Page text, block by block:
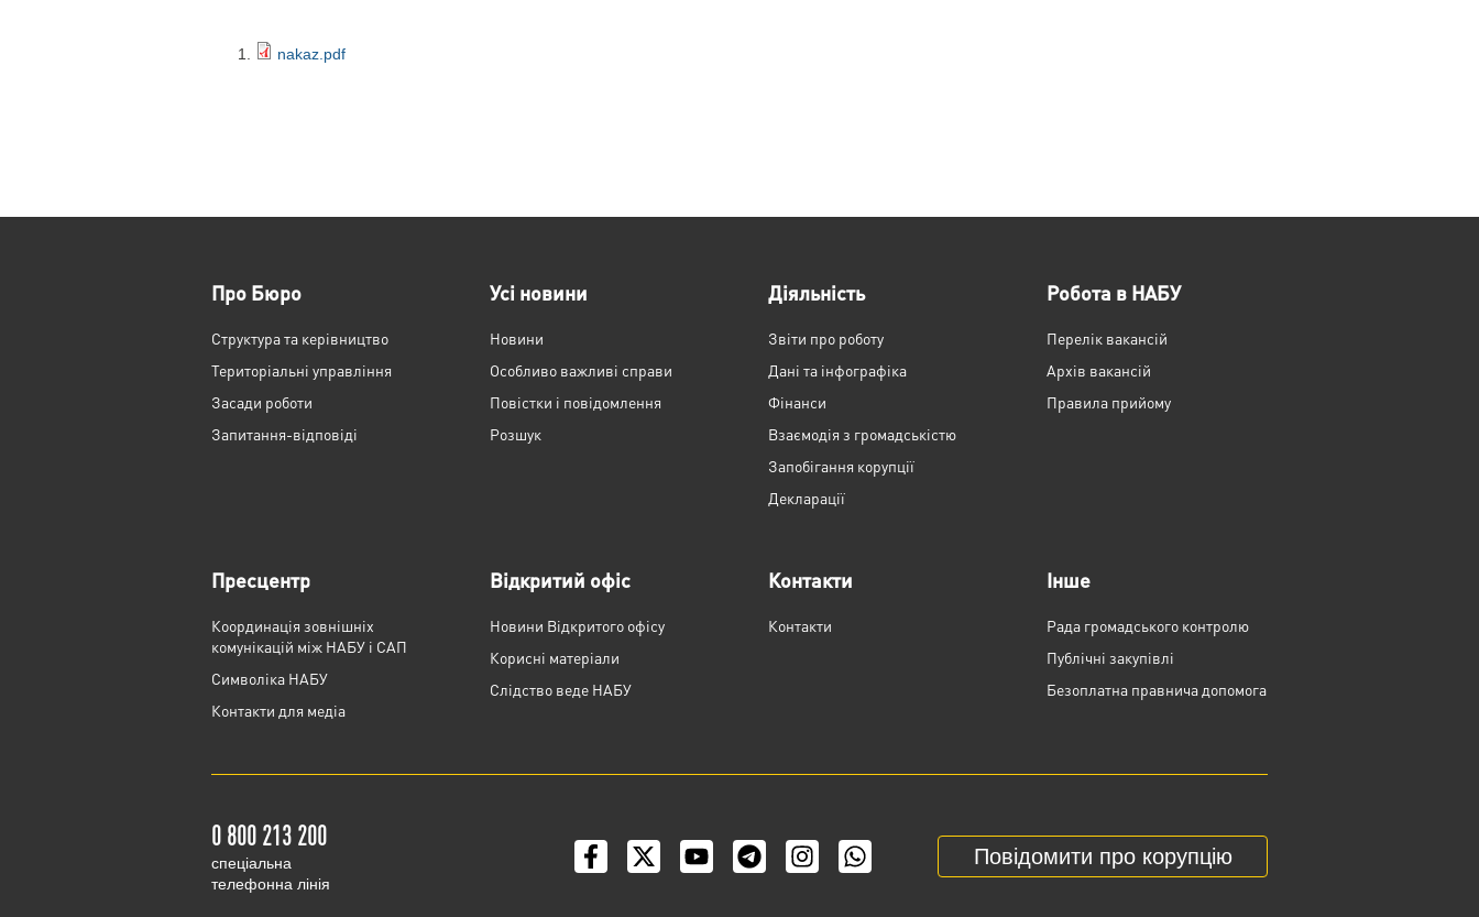
nakaz.pdf
Про Бюро
Структура та керівництво
Територіальні управління
Засади роботи
Запитання-відповіді
Усі новини
Новини
Особливо важливі справи
Повістки і повідомлення
Розшук
Діяльність
Звіти про роботу
Дані та інфографіка
Фінанси
Взаємодія з громадськістю
Запобігання корупції
Декларації
Робота в НАБУ
Перелік вакансій
Архів вакансій
Правила прийому
Пресцентр
Координація зовнішніх
комунікацій між НАБУ і САП
Cимволіка НАБУ
Контакти для медіа
Відкритий офіс
Новини Відкритого офісу
Корисні матеріали
Слідство веде НАБУ
Контакти
Контакти
Інше
Рада громадського контролю
Публічні закупівлі
Безоплатна правнича допомога
0 800 213 200
cпеціальна
телефонна лінія
Повідомити про корупцію